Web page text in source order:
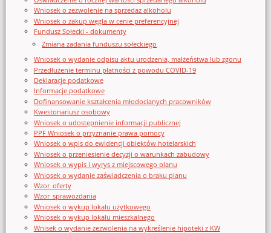
Wniosek o zezwolenie na sprzedaz alkoholu
Wniosek o zakup węgla w cenie preferencyjnej
Fundusz Sołecki - dokumenty
Zmiana zadania funduszu sołeckiego
Wniosek o wydanie odpisu aktu urodzenia, małżeństwa lub zgonu
Przedłużenie terminu płatności z powodu COVID-19
Deklaracje podatkowe
Informacje podatkowe
Dofinansowanie kształcenia młodocianych pracowników
Kwestonariusz osobowy
Wniosek o udostępnienie informacji publicznej
PPF Wniosek o przyznanie prawa pomocy
Wniosek o wpis do ewidencji obiektów hotelarskich
Wniosek o przeniesienie decyzji o warunkach zabudowy
Wniosek o wypis i wyrys z miejscowego planu
Wniosek o wydanie zaświadczenia o braku planu
Wzor_oferty
Wzor_sprawozdania
Wniosek o wykup lokalu użytkowego
Wniosek o wykup lokalu mieszkalnego
Wnisek o wydanie zezwolenia na wykreślenie hipoteki z KW